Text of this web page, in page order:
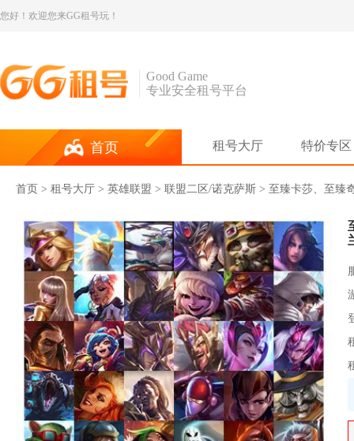
您好！欢迎您来GG租号玩！
Good Game
专业安全租号平台
首页 租号大厅 特价专区
首页 > 租号大厅 > 英雄联盟 > 联盟二区/诺克萨斯 > 至臻卡莎、至臻